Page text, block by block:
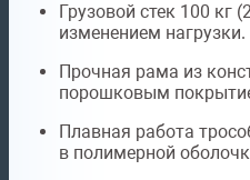
Грузовой стек 100 кг
изменением нагрузки.
Прочная рама из
порошковым
Плавная работа
в полимерной